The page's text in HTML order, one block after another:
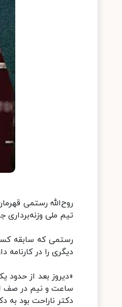
روح‌الله رستمی
تیم ملی وزنه‌برداری
دیگری را در کارنامه
«دیروز بعد از
ساعت و نیم در صف
دکتر ناراحت بود به